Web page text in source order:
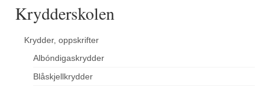
Krydderskolen
Krydder, oppskrifter
Albóndigaskrydder
Blåskjellkrydder